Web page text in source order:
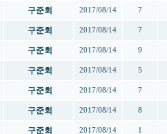
구준회 2017/08/14 7
구준회 2017/08/14 7
구준회 2017/08/14 9
구준회 2017/08/14 5
구준회 2017/08/14 7
구준회 2017/08/14 8
구준회 2017/08/14 1